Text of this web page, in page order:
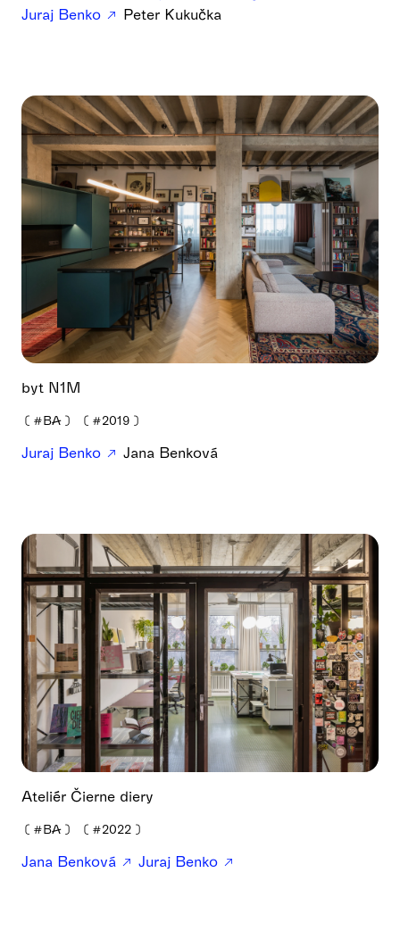
Juraj Benko
Peter Kukučka
byt N1M
❪ #BA ❫ ❪ #2019 ❫
Juraj Benko Jana Benková
Ateliér Čierne diery
❪ #BA ❫ ❪ #2022 ❫
Jana Benková Juraj Benko